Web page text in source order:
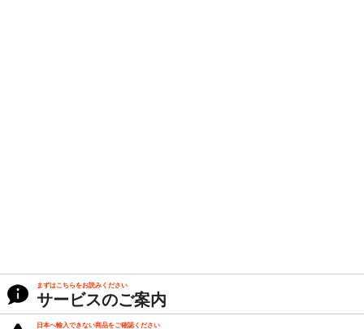
まずはこちらをお読みください
サービスのご案内
日本へ輸入できない商品をご確認ください